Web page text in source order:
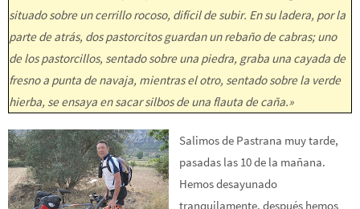
situado sobre un cerrillo rocoso, difícil de subir. En su ladera, por la
parte de atrás, dos pastorcitos guardan un rebaño de cabras; uno
de los pastorcillos, sentado sobre una piedra, graba una cayada de
fresno a punta de navaja, mientras el otro, sentado sobre la verde
hierba, se ensaya en sacar silbos de una flauta de caña.»
Salimos de Pastrana muy tarde,
pasadas las 10 de la mañana.
Hemos desayunado
tranquilamente, después hemos